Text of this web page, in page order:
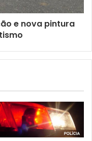
e nova pintura